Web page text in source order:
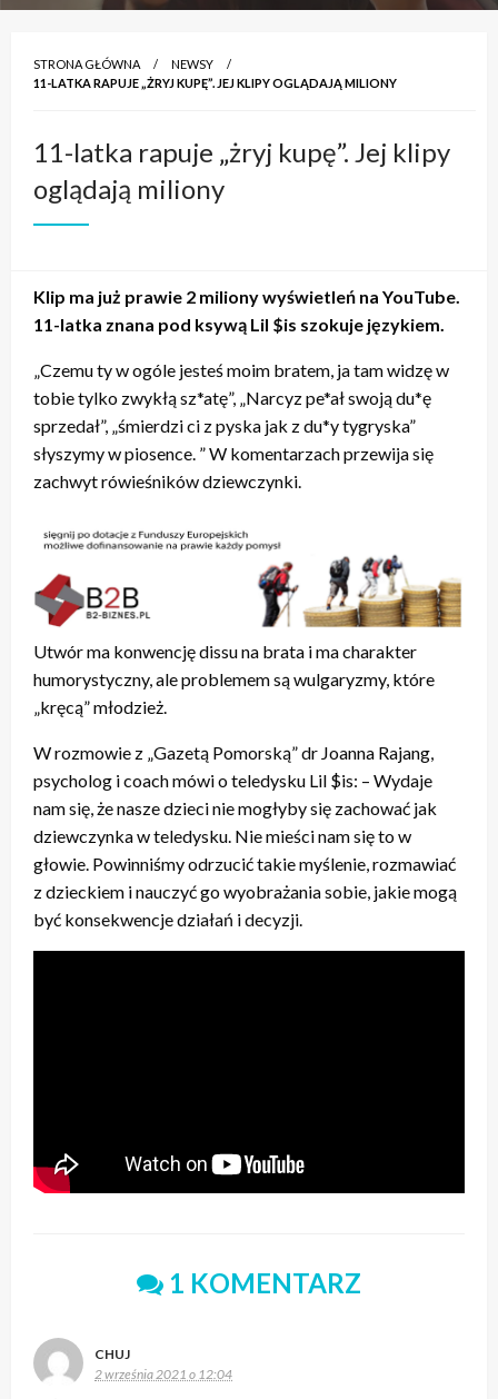
STRONA GŁÓWNA
NEWSY
11-LATKA RAPUJE „ŻRYJ KUPĘ”. JEJ KLIPY OGLĄDAJĄ MILIONY
11-latka rapuje „żryj kupę”. Jej klipy
oglądają miliony
Klip ma już prawie 2 miliony wyświetleń na YouTube.
11-latka znana pod ksywą Lil $is szokuje językiem.
„Czemu ty w ogóle jesteś moim bratem, ja tam widzę w
tobie tylko zwykłą sz*atę”, „Narcyz pe*ał swoją du*ę
sprzedał”, „śmierdzi ci z pyska jak z du*y tygryska”
słyszymy w piosence. ” W komentarzach przewija się
zachwyt rówieśników dziewczynki.
Utwór ma konwencję dissu na brata i ma charakter
humorystyczny, ale problemem są wulgaryzmy, które
„kręcą” młodzież.
W rozmowie z „Gazetą Pomorską” dr Joanna Rajang,
psycholog i coach mówi o teledysku Lil $is: – Wydaje
nam się, że nasze dzieci nie mogłyby się zachować jak
dziewczynka w teledysku. Nie mieści nam się to w
głowie. Powinniśmy odrzucić takie myślenie, rozmawiać
z dzieckiem i nauczyć go wyobrażania sobie, jakie mogą
być konsekwencje działań i decyzji.
1 KOMENTARZ
CHUJ
2 września 2021 o 12:04